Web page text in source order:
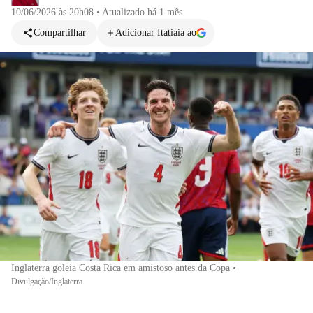
10/06/2026 às 20h08 • Atualizado há 1 mês
Compartilhar
Adicionar Itatiaia ao
Inglaterra goleia Costa Rica em amistoso antes da Copa •
Divulgação/Inglaterra